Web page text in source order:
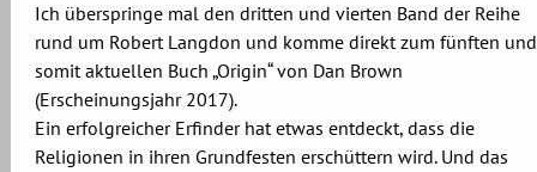
Ich überspringe mal den dritten und vierten Band der Reihe
rund um Robert Langdon und komme direkt zum fünften und
somit aktuellen Buch „Origin“ von Dan Brown
(Erscheinungsjahr 2017).
Ein erfolgreicher Erfinder hat etwas entdeckt, dass die
Religionen in ihren Grundfesten erschüttern wird. Und das